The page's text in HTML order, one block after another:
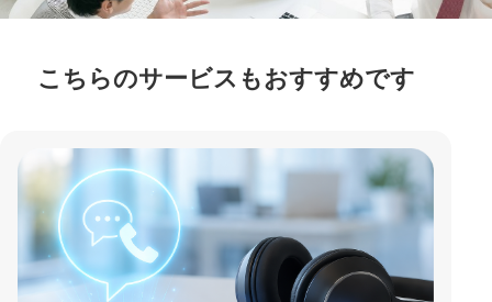
こちらのサービスもおすすめです